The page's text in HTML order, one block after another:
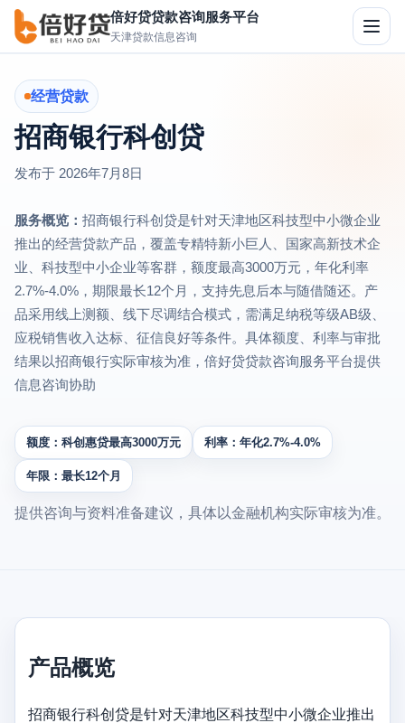
倍好贷贷款咨询服务平台
天津贷款信息咨询
切
换
经营贷款
招商银行科创贷
发布于 2026年7月8日
服务概览： 招商银行科创贷是针对天津地区科技型中小微企业
推出的经营贷款产品，覆盖专精特新小巨人、国家高新技术企
业、科技型中小企业等客群，额度最高3000万元，年化利率
2.7%-4.0%，期限最长12个月，支持先息后本与随借随还。产
品采用线上测额、线下尽调结合模式，需满足纳税等级AB级、
应税销售收入达标、征信良好等条件。具体额度、利率与审批
结果以招商银行实际审核为准，倍好贷贷款咨询服务平台提供
信息咨询协助
额度：科创惠贷最高3000万元 利率：年化2.7%-4.0%
年限：最长12个月
提供咨询与资料准备建议，具体以金融机构实际审核为准。
产品概览
招商银行科创贷是针对天津地区科技型中小微企业推出